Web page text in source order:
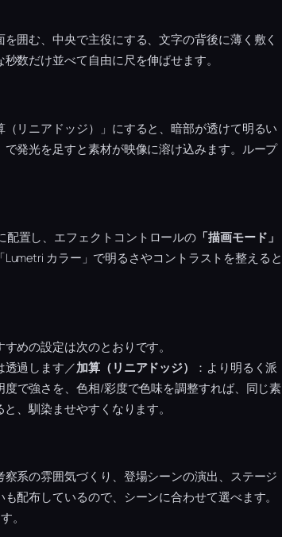
囲む、中央で主役にする、文字の背後に薄く敷く
数だけ並べて自由に尺を伸ばせます。
リニアドッジ）」にすると、暗部が透けて明るい
発光を足すと素材が映像に溶け込みます。ループ
配置し、エフェクトコントロールの 「描画モード」
カラー」で明るさやコントラストを整えると
めの設定は次のとおりです。
過します／加算（リニアドッジ）
：より明るく派
度で強さを、色相/彩度で色味を調整すれば、同じ素
、馴染ませやすくなります。
系の雰囲気づくり、登場シーンの演出、ステージ
配布しているので、シーンに合わせて選べます。
。